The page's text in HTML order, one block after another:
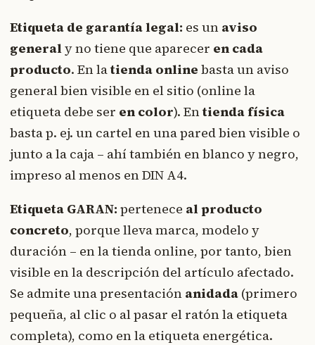
Etiqueta de garantía legal: es un aviso
generaly no tiene que aparecer en cada
producto. En latienda online basta un aviso
general bien visible en el sitio (online la
etiqueta debe ser en color). Entienda física
basta p. ej. un cartel en una pared bien visible o
junto a la caja – ahí también en blanco y negro,
impreso al menos en DIN A4.
Etiqueta GARAN: pertenece al producto
concreto, porque lleva marca, modelo y
duración – en la tienda online, por tanto, bien
visible en la descripción del artículo afectado.
Se admite una presentación anidada (primero
pequeña, al clic o al pasar el ratón la etiqueta
completa), como en la etiqueta energética.